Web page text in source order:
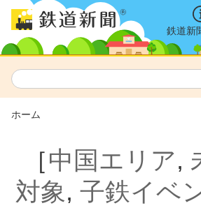
鉄道新
ホーム
［中国エリア,
対象, 子鉄イベ